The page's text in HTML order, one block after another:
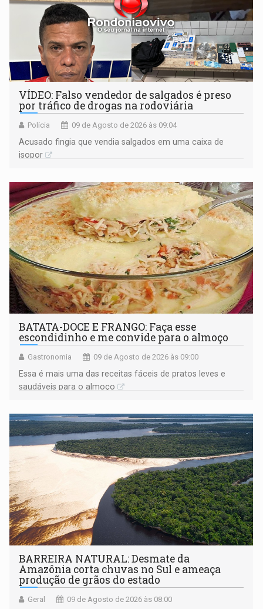
VÍDEO: Falso vendedor de salgados é preso
por tráfico de drogas na rodoviária
Polícia 09 de Agosto de 2026 às 09:04
Acusado fingia que vendia salgados em uma caixa de
isopor
BATATA-DOCE E FRANGO: Faça esse
escondidinho e me convide para o almoço
Gastronomia 09 de Agosto de 2026 às 09:00
Essa é mais uma das receitas fáceis de pratos leves e
saudáveis para o almoço
BARREIRA NATURAL: Desmate da
Amazônia corta chuvas no Sul e ameaça
produção de grãos do estado
Geral 09 de Agosto de 2026 às 08:00